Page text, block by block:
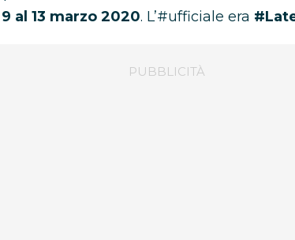
al 13 marzo 2020. L’#ufficiale era